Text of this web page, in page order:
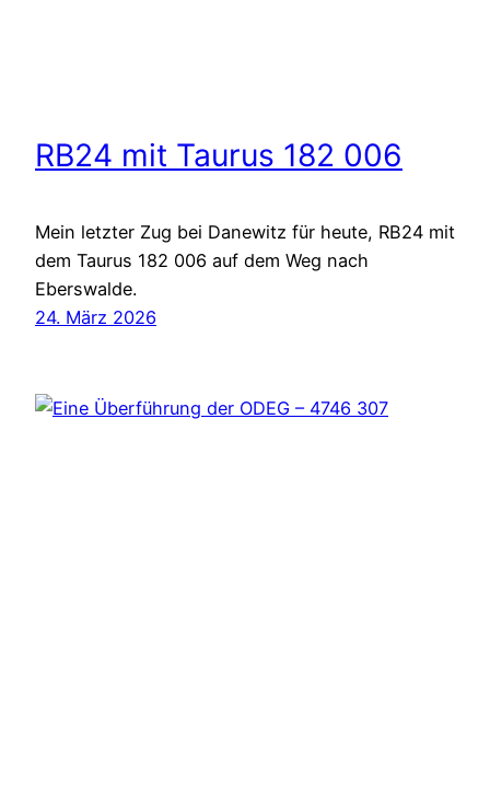
RB24 mit Taurus 182 006
Mein letzter Zug bei Danewitz für heute, RB24 mit
dem Taurus 182 006 auf dem Weg nach
Eberswalde.
24. März 2026